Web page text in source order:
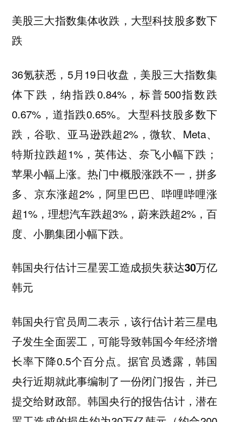
美股三大指数集体收跌，大型科技股多数下
跌
36氪获悉，5月19日收盘，美股三大指数集
体下跌，纳指跌0.84%，标普500指数跌
0.67%，道指跌0.65%。大型科技股多数下
跌，谷歌、亚马逊跌超2%，微软、Meta、
特斯拉跌超1%，英伟达、奈飞小幅下跌；
苹果小幅上涨。热门中概股涨跌不一，拼多
多、京东涨超2%，阿里巴巴、哔哩哔哩涨
超1%，理想汽车跌超3%，蔚来跌超2%，百
度、小鹏集团小幅下跌。
韩国央行估计三星罢工造成损失获达30万亿
韩元
韩国央行官员周二表示，该行估计若三星电
子发生全面罢工，可能导致韩国今年经济增
长率下降0.5个百分点。据官员透露，韩国
央行近期就此事编制了一份闭门报告，并已
提交给财政部。韩国央行的报告估计，潜在